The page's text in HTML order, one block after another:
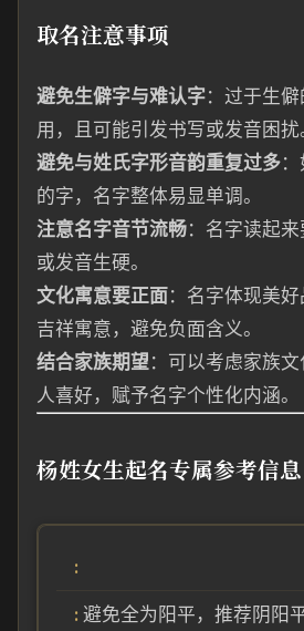
取名注意事项
避免生僻字与难认字：过于生
用，且可能引发书写或发音困扰
避免与姓氏字形音韵重复过多
的字，名字整体易显单调。
注意名字音节流畅：名字读起
或发音生硬。
文化寓意要正面：名字体现美
吉祥寓意，避免负面含义。
结合家族期望：可以考虑家族
人喜好，赋予名字个性化内涵。
杨姓女生起名专属参考信息
避免全为阳平，推荐阴阳